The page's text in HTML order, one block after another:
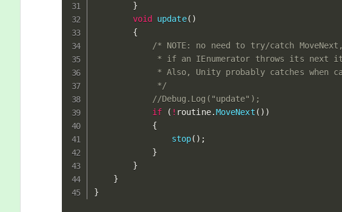
}
void
update( )
{
/* NOTE: no need to try/catch MoveNext,
			 */
//Debug.Log("update");
if
( ! routine.MoveNext ( ) )
{
stop( ) ;
}
}
}
}